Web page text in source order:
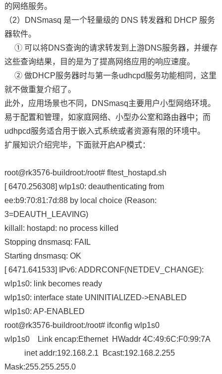
的网络服务。
（2）DNSmasq 是一个轻量级的 DNS 转发器和 DHCP 服务
器软件。
① 可以将DNS查询的请求转发到上游DNS服务器，并缓存
这些查询结果，目的是为了提高网络应用的响应速度。
② 做DHCP服务器时与第一条udhcpd服务功能相同，这里
就不做重复介绍了。
此外，应用场景也不同，DNSmasq主要用户小型网络环境。
易于配置和管理，如家庭网络、小型办公室和路由器中；而
udhpcd服务适合用于嵌入式系统或者资源有限的环境中。
扩展知识介绍完毕，下面就开启AP模式：
root@rk3576-buildroot:/root# fltest_hostapd.sh
[ 6470.256308] wlp1s0: deauthenticating from
ee:b9:70:81:7d:88 by local choice (Reason:
3=DEAUTH_LEAVING)
killall: hostapd: no process killed
Stopping dnsmasq: FAIL
Starting dnsmasq: OK
[ 6471.641533] IPv6: ADDRCONF(NETDEV_CHANGE):
wlp1s0: link becomes ready
wlp1s0: interface state UNINITIALIZED->ENABLED
wlp1s0: AP-ENABLED
root@rk3576-buildroot:/root# ifconfig wlp1s0
wlp1s0 Link encap:Ethernet HWaddr 4C:49:6C:F0:99:7A
inet addr:192.168.2.1 Bcast:192.168.2.255
Mask:255.255.255.0